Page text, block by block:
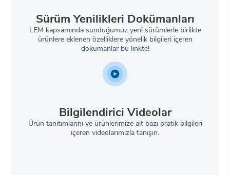
Sürüm Yenilikleri Dokümanları
LEM kapsamında sunduğumuz yeni sürümlerle birlikte
ürünlere eklenen özelliklere yönelik bilgileri içeren
dokümanlar bu linkte!
Bilgilendirici Videolar
Ürün tanıtımlarını ve ürünlerimize ait bazı pratik bilgileri
içeren videolarımızla tanışın.